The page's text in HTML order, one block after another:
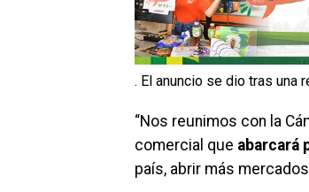
. El anuncio se dio tras una
“Nos reunimos con la
comercial que abarcará
país, abrir más